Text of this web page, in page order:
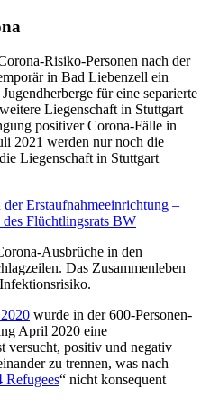
Risiko-Personen nach der
in Bad Liebenzell ein
für eine separierte
Liegenschaft in Stuttgart
positiver Corona-Fälle in
2021 werden nur noch die
Liegenschaft in Stuttgart
Erstaufnahmeeinrichtung –
Flüchtlingsrats BW
Ausbrüche in den
Das Zusammenleben
wurde in der 600-Personen-
April 2020 eine
versucht, positiv und negativ
zu trennen, was nach
Refugees“ nicht konsequent